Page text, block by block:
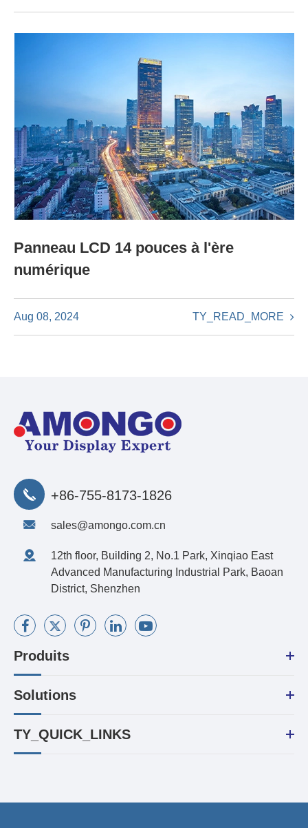
Panneau LCD 14 pouces à l'ère
numérique
Aug 08, 2024 TY_READ_MORE
+86-755-8173-1826
sales@amongo.com.cn
12th floor, Building 2, No.1 Park, Xinqiao East
Advanced Manufacturing Industrial Park, Baoan
District, Shenzhen
Produits
Solutions
TY_QUICK_LINKS